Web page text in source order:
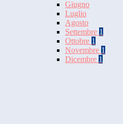
Giugno
Luglio
Agosto
Settembre 1
Ottobre 1
Novembre 1
Dicembre 1